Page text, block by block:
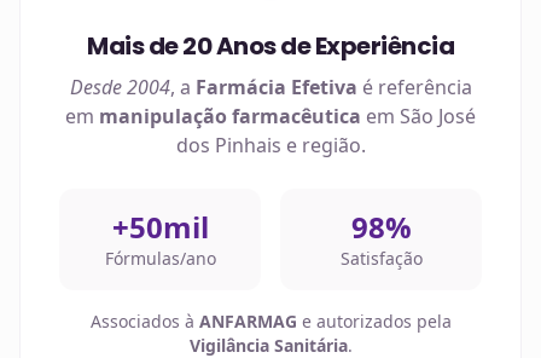
Mais de 20 Anos de Experiência
Desde 2004, a Farmácia Efetiva é referência
em manipulação farmacêutica em São José
dos Pinhais e região.
+50mil
Fórmulas/ano
98%
Satisfação
Associados à ANFARMAG e autorizados pela
Vigilância Sanitária.